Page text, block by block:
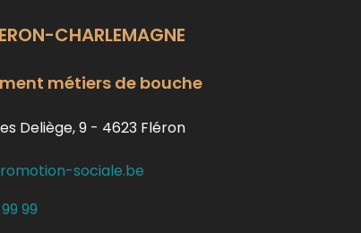
CHARLEMAGNE
métiers de bouche
Deliège, 9 - 4623 Fléron
sociale.be
99